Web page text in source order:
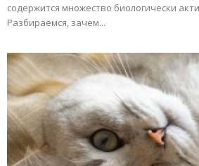
содержится множество биологически
Разбираемся, зачем...